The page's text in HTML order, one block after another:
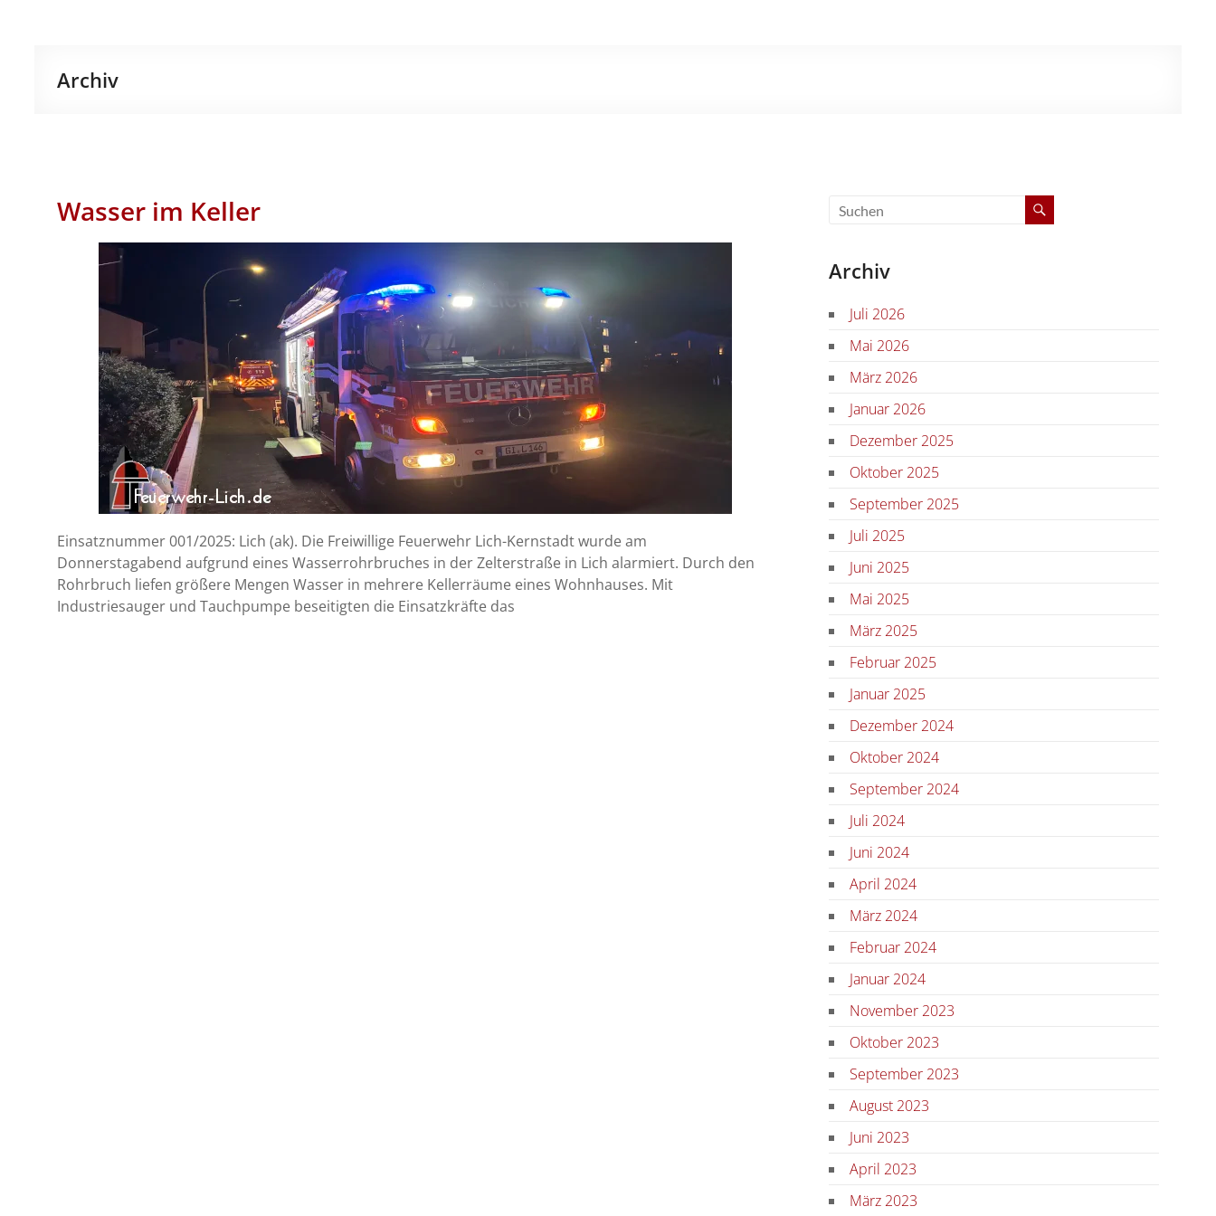
Archiv
Wasser im Keller
Einsatznummer 001/2025: Lich (ak). Die Freiwillige Feuerwehr Lich-Kernstadt wurde am
Donnerstagabend aufgrund eines Wasserrohrbruches in der Zelterstraße in Lich alarmiert. Durch den
Rohrbruch liefen größere Mengen Wasser in mehrere Kellerräume eines Wohnhauses. Mit
Industriesauger und Tauchpumpe beseitigten die Einsatzkräfte das
Archiv
Juli 2026
Mai 2026
März 2026
Januar 2026
Dezember 2025
Oktober 2025
September 2025
Juli 2025
Juni 2025
Mai 2025
März 2025
Februar 2025
Januar 2025
Dezember 2024
Oktober 2024
September 2024
Juli 2024
Juni 2024
April 2024
März 2024
Februar 2024
Januar 2024
November 2023
Oktober 2023
September 2023
August 2023
Juni 2023
April 2023
März 2023